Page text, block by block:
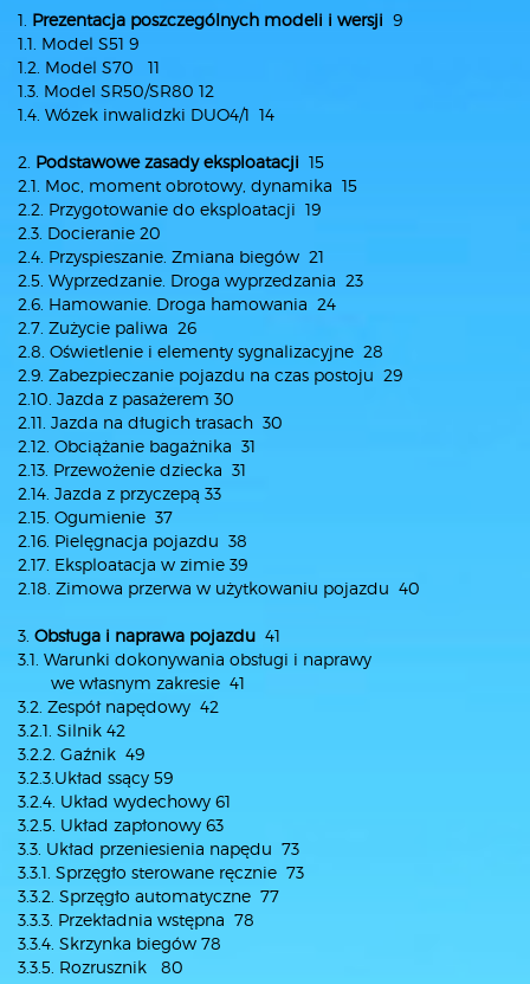
1. Prezentacja poszczególnych modeli i wersji 9
1.1. Model S51 9
1.2. Model S70 11
1.3. ModeI SR50/SR80 12
1.4. Wózek inwalidzki DUO4/1 14
2. Podstawowe zasady eksploatacji 15
2.1. Moc, moment obrotowy, dynamika 15
2.2. Przygotowanie do eksploatacji 19
2.3. Docieranie 20
2.4. Przyspieszanie. Zmiana biegów 21
2.5. Wyprzedzanie. Droga wyprzedzania 23
2.6. Hamowanie. Droga hamowania 24
2.7. Zużycie paliwa 26
2.8. Oświetlenie i elementy sygnalizacyjne 28
2.9. Zabezpieczanie pojazdu na czas postoju 29
2.10. Jazda z pasażerem 30
2.11. Jazda na długich trasach 30
2.12. Obciążanie bagażnika 31
2.13. Przewożenie dziecka 31
2.14. Jazda z przyczepą 33
2.15. Ogumienie 37
2.16. Pielęgnacja pojazdu 38
2.17. Eksploatacja w zimie 39
2.18. Zimowa przerwa w użytkowaniu pojazdu 40
3. Obsługa i naprawa pojazdu 41
3.1. Warunki dokonywania obsługi i naprawy
we własnym zakresie 41
3.2. Zespół napędowy 42
3.2.1. Silnik 42
3.2.2. Gaźnik 49
3.2.3.Układ ssący 59
3.2.4. Układ wydechowy 61
3.2.5. Układ zapłonowy 63
3.3. Układ przeniesienia napędu 73
3.3.1. Sprzęgło sterowane ręcznie 73
3.3.2. Sprzęgło automatyczne 77
3.3.3. Przekładnia wstępna 78
3.3.4. Skrzynka biegów 78
3.3.5. Rozrusznik 80